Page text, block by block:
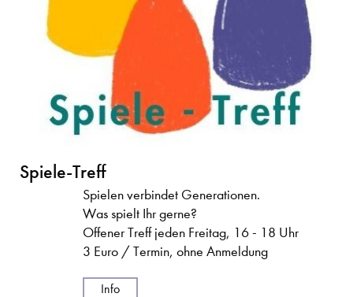
Spiele-Treff
Spielen verbindet Generationen.
Was spielt Ihr gerne?
Offener Treff jeden Freitag, 16 - 18 Uhr
3 Euro / Termin, ohne Anmeldung
Info